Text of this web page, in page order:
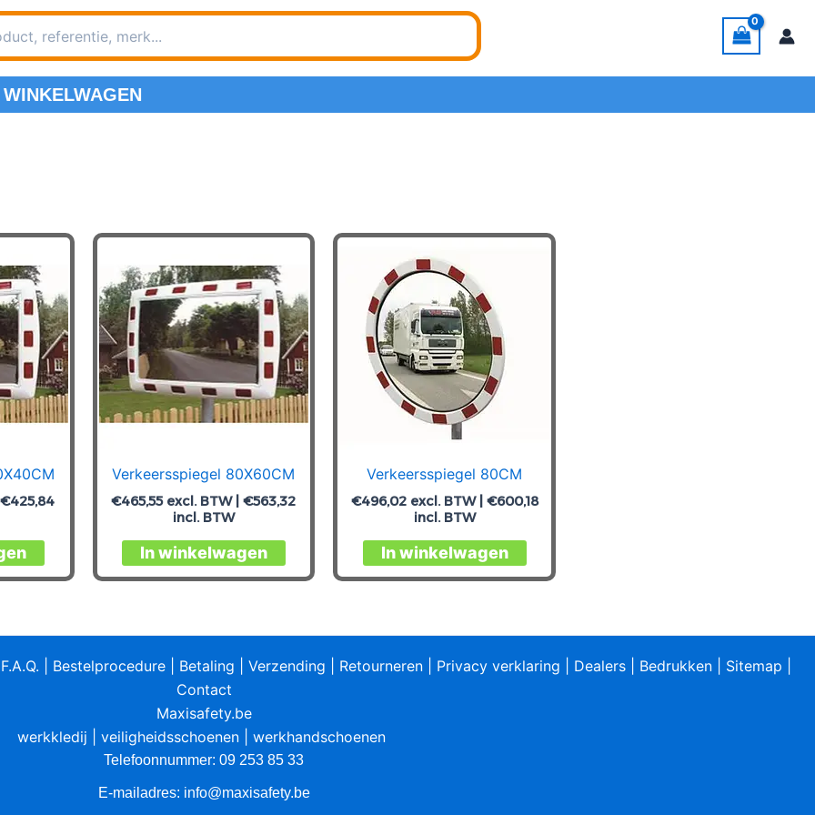
WINKELWAGEN
€425,84
Verkeersspiegel 80X60CM
€465,55excl. BTW |€563,32
incl. BTW
In winkelwagen
Verkeersspiegel 80CM
€496,02excl. BTW | €600,18
incl. BTW
In winkelwagen
F.A.Q. Bestelprocedure Betaling Verzending Retourneren Privacy verklaring Dealers Bedrukken Sitemap
Contact
Maxisafety.be
werkkledij
veiligheidsschoenen werkhandschoenen
Telefoonnummer: 09 253 85 33
E-mailadres: info@maxisafety.be